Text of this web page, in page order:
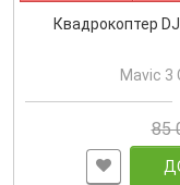
Квадрокоптер
Mavic 3
85